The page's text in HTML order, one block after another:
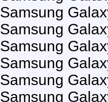
Samsung
Samsung
Samsung
Samsung
Samsung
Samsung